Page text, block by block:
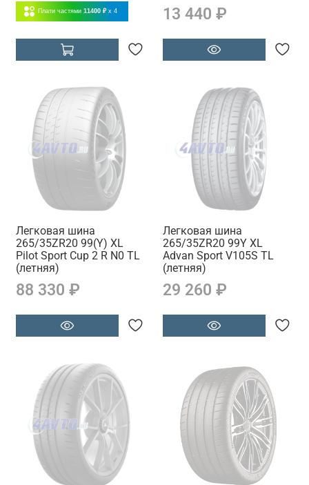
Плати частями 11400 ₽ x 4 13 440 ₽
Легковая шина
265/35ZR20 99(Y) XL
Pilot Sport Cup 2 R N0 TL
(летняя)
88 330 ₽
Легковая шина
265/35ZR20 99Y XL
Advan Sport V105S TL
(летняя)
29 260 ₽